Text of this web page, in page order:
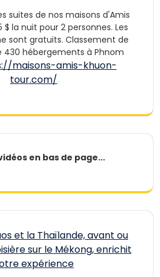
suites de nos maisons d'Amis
la nuit pour 2 personnes. Les
sont gratuits. Classement de
430 hébergements à Phnom
maisons-amis-khuon-
tour.com/
en bas de page...
et la Thaïlande, avant ou
sur le Mékong, enrichit
expérience